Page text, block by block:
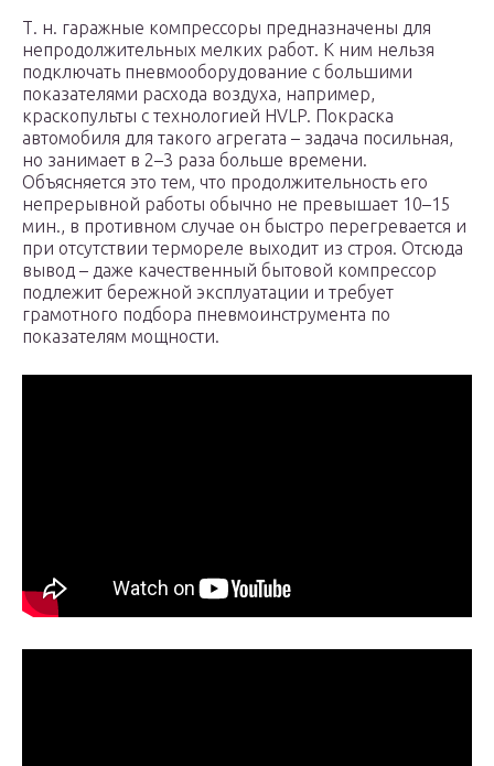
Т. н. гаражные компрессоры предназначены для
непродолжительных мелких работ. К ним нельзя
подключать пневмооборудование с большими
показателями расхода воздуха, например,
краскопульты с технологией HVLP. Покраска
автомобиля для такого агрегата – задача посильная,
но занимает в 2–3 раза больше времени.
Объясняется это тем, что продолжительность его
непрерывной работы обычно не превышает 10–15
мин., в противном случае он быстро перегревается и
при отсутствии термореле выходит из строя. Отсюда
вывод – даже качественный бытовой компрессор
подлежит бережной эксплуатации и требует
грамотного подбора пневмоинструмента по
показателям мощности.